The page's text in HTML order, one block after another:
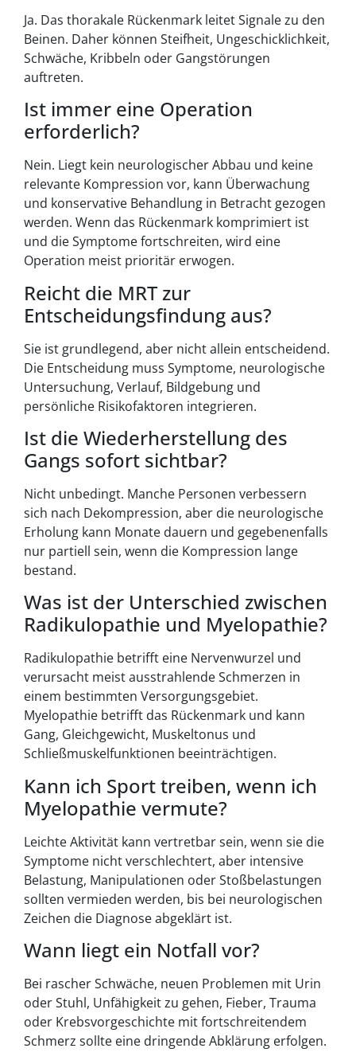
Ja. Das thorakale Rückenmark leitet Signale zu den
Beinen. Daher können Steifheit, Ungeschicklichkeit,
Schwäche, Kribbeln oder Gangstörungen
auftreten.
Ist immer eine Operation
erforderlich?
Nein. Liegt kein neurologischer Abbau und keine
relevante Kompression vor, kann Überwachung
und konservative Behandlung in Betracht gezogen
werden. Wenn das Rückenmark komprimiert ist
und die Symptome fortschreiten, wird eine
Operation meist prioritär erwogen.
Reicht die MRT zur
Entscheidungsfindung aus?
Sie ist grundlegend, aber nicht allein entscheidend.
Die Entscheidung muss Symptome, neurologische
Untersuchung, Verlauf, Bildgebung und
persönliche Risikofaktoren integrieren.
Ist die Wiederherstellung des
Gangs sofort sichtbar?
Nicht unbedingt. Manche Personen verbessern
sich nach Dekompression, aber die neurologische
Erholung kann Monate dauern und gegebenenfalls
nur partiell sein, wenn die Kompression lange
bestand.
Was ist der Unterschied zwischen
Radikulopathie und Myelopathie?
Radikulopathie betrifft eine Nervenwurzel und
verursacht meist ausstrahlende Schmerzen in
einem bestimmten Versorgungsgebiet.
Myelopathie betrifft das Rückenmark und kann
Gang, Gleichgewicht, Muskeltonus und
Schließmuskelfunktionen beeinträchtigen.
Kann ich Sport treiben, wenn ich
Myelopathie vermute?
Leichte Aktivität kann vertretbar sein, wenn sie die
Symptome nicht verschlechtert, aber intensive
Belastung, Manipulationen oder Stoßbelastungen
sollten vermieden werden, bis bei neurologischen
Zeichen die Diagnose abgeklärt ist.
Wann liegt ein Notfall vor?
Bei rascher Schwäche, neuen Problemen mit Urin
oder Stuhl, Unfähigkeit zu gehen, Fieber, Trauma
oder Krebsvorgeschichte mit fortschreitendem
Schmerz sollte eine dringende Abklärung erfolgen.